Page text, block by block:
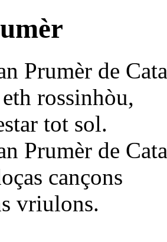
Prumèr de
rossinhòu,
tot sol.
Prumèr de
cançons
vriulons.